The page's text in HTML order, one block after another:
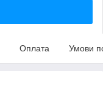
Оплата Умови